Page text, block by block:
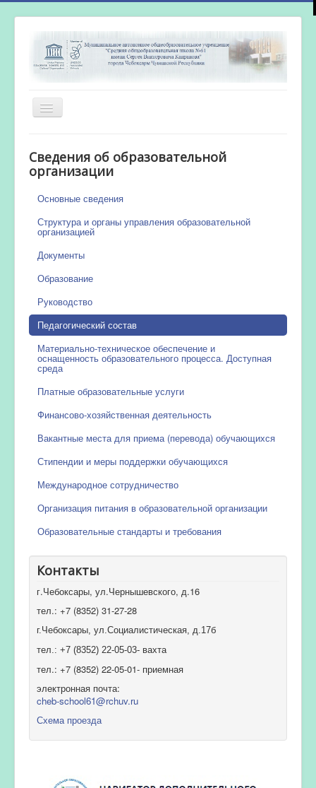
Включить/
выключить
Новости
Сведения об образовательной
организации
Основные сведения
Структура и органы управления образовательной
организацией
Документы
Образование
Руководство
Педагогический состав
Материально-техническое обеспечение и
оснащенность образовательного процесса. Доступная
среда
Платные образовательные услуги
Финансово-хозяйственная деятельность
Вакантные места для приема (перевода) обучающихся
Стипендии и меры поддержки обучающихся
Международное сотрудничество
Организация питания в образовательной организации
Образовательные стандарты и требования
Контакты
г.Чебоксары, ул.Чернышевского, д.16
тел.: +7 (8352) 31-27-28
г.Чебоксары, ул.Социалистическая, д.17б
тел.: +7 (8352) 22-05-03- вахта
тел.: +7 (8352) 22-05-01- приемная
электронная почта:
cheb-school61@rchuv.ru
Схема проезда